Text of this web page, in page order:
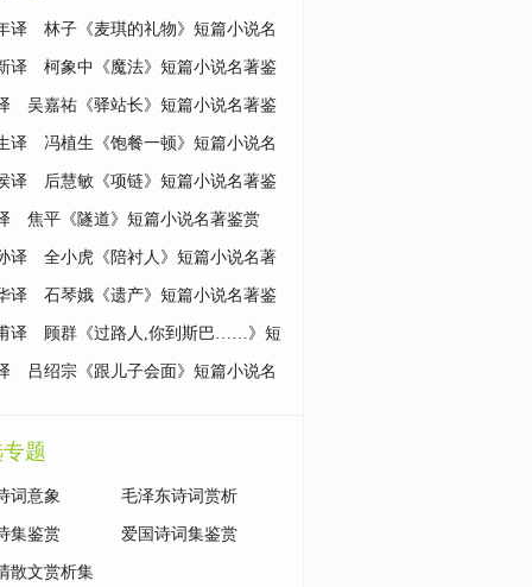
译 林子《麦琪的礼物》短篇小说名
译 柯象中《魔法》短篇小说名著鉴
吴嘉祐《驿站长》短篇小说名著鉴
译 冯植生《饱餐一顿》短篇小说名
译 后慧敏《项链》短篇小说名著鉴
焦平《隧道》短篇小说名著鉴赏
译 全小虎《陪衬人》短篇小说名著
译 石琴娥《遗产》短篇小说名著鉴
译 顾群《过路人,你到斯巴……》短
名著鉴赏
吕绍宗《跟儿子会面》短篇小说名
题
词意象 毛泽东诗词赏析
集鉴赏 爱国诗词集鉴赏
散文赏析集